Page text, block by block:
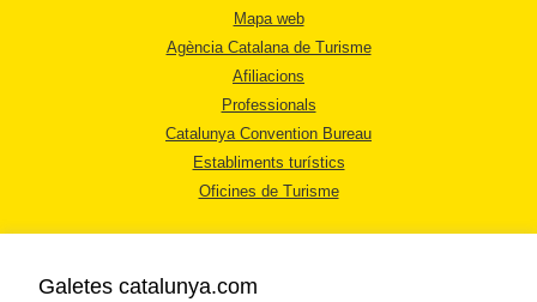
Mapa web
Agència Catalana de Turisme
Afiliacions
Professionals
Catalunya Convention Bureau
Establiments turístics
Oficines de Turisme
Galetes catalunya.com